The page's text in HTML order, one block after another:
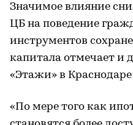
Значимое влияние
ЦБ на поведение
инструментов
капитала отмечает и
«Этажи» в
«По мере того как